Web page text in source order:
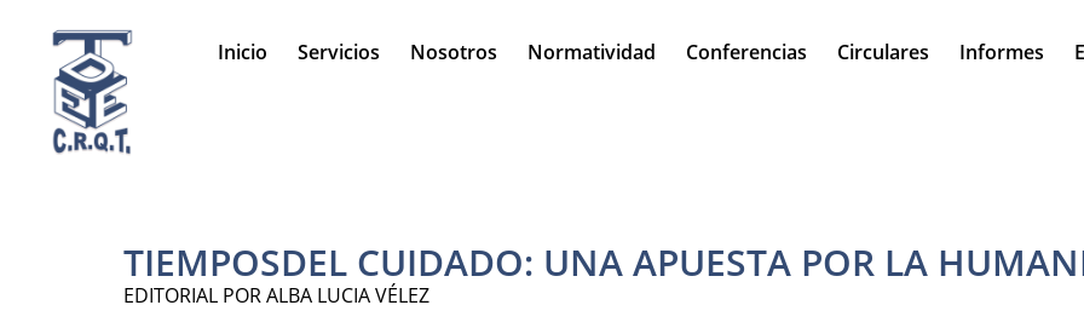
Inicio Servicios Nosotros Normatividad Conferencias Circulares Informes
TIEMPOSDEL CUIDADO: UNA APUESTA POR LA
EDITORIAL POR ALBA LUCIA VÉLEZ